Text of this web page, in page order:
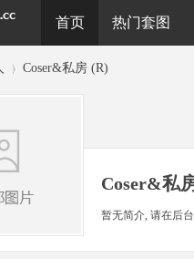
首页 热门套图
› Coser&私房 (R)
Coser&私
暂无简介, 请在后